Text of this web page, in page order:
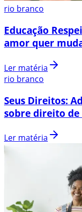
rio branco
Educação
amor quer
Ler matéria
rio branco
Seus Direitos:
sobre direito
Ler matéria